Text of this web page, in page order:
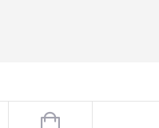
KOSÁR